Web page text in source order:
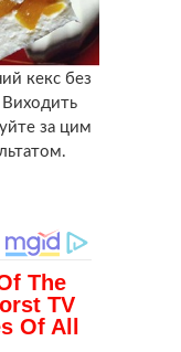
кекс без
Виходить
за цим